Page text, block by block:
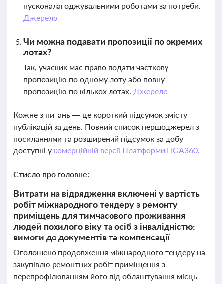
пусконалагоджувальними роботами за потреби.
Джерело
Чи можна подавати пропозиції по окремих
лотах?
Так, учасник має право подати часткову
пропозицію по одному лоту або повну
пропозицію по кількох лотах. Джерело
Кожне з питань — це короткий підсумок змісту
публікацій за день. Повний список першоджерел з
посиланнями та розширений підсумок за добу
доступні у комерційній версії Платформи LIGA360.
Стисло про головне:
Витрати на відрядження включені у вартість
робіт міжнародного тендеру з ремонту
приміщень для тимчасового проживання
людей похилого віку та осіб з інвалідністю:
вимоги до документів та компенсації
Оголошено продовження міжнародного тендеру на
закупівлю ремонтних робіт приміщення з
перепрофілюванням його під облаштування місць